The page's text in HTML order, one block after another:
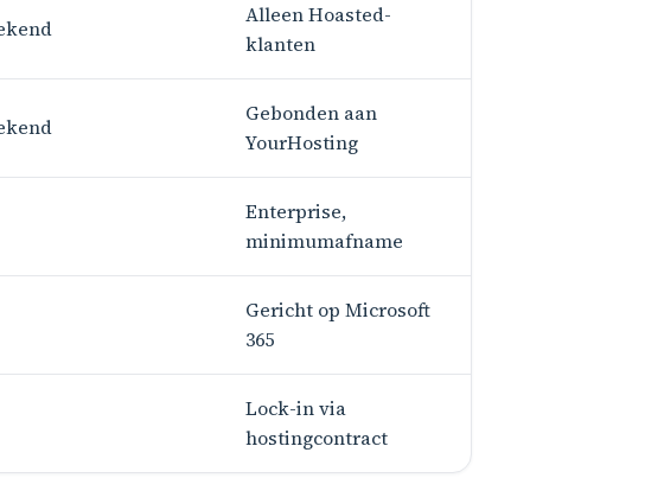
Alleen Hoasted-
klanten
Gebonden aan
YourHosting
Enterprise,
minimumafname
Gericht op Microsoft
365
Lock-in via
hostingcontract